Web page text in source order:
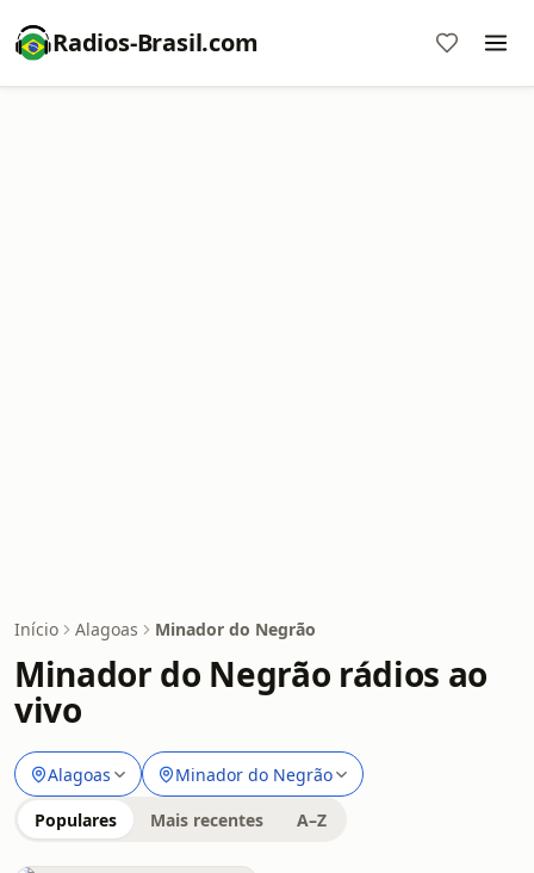
Radios-Brasil.com
Início Alagoas Minador do Negrão
Minador do Negrão rádios ao
vivo
Alagoas Minador do Negrão
Populares Mais recentes A–Z